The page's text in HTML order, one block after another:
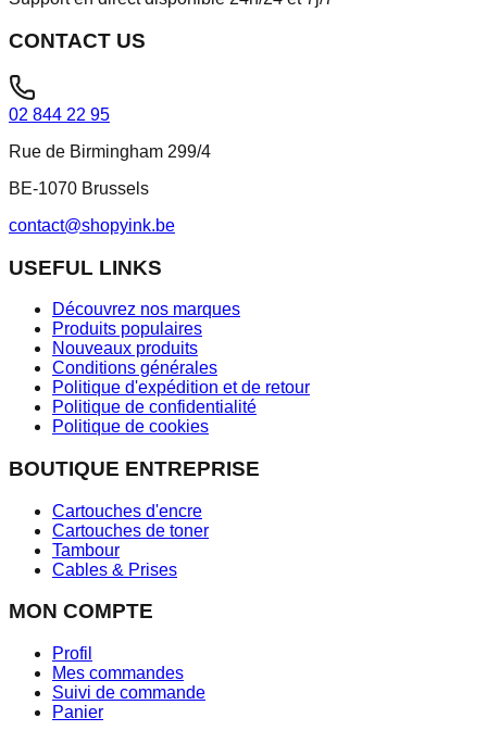
CONTACT US
02 844 22 95
Rue de Birmingham 299/4
BE-1070 Brussels
contact@shopyink.be
USEFUL LINKS
Découvrez nos marques
Produits populaires
Nouveaux produits
Conditions générales
Politique d'expédition et de retour
Politique de confidentialité
Politique de cookies
BOUTIQUE ENTREPRISE
Cartouches d'encre
Cartouches de toner
Tambour
Cables & Prises
MON COMPTE
Profil
Mes commandes
Suivi de commande
Panier